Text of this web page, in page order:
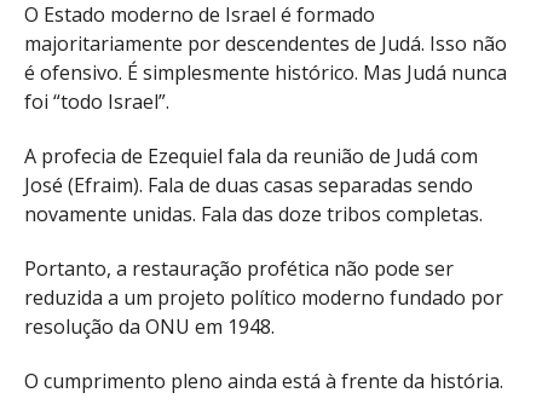
O Estado moderno de Israel é formado
majoritariamente por descendentes de Judá. Isso não
é ofensivo. É simplesmente histórico. Mas Judá nunca
foi “todo Israel”.
A profecia de Ezequiel fala da reunião de Judá com
José (Efraim). Fala de duas casas separadas sendo
novamente unidas. Fala das doze tribos completas.
Portanto, a restauração profética não pode ser
reduzida a um projeto político moderno fundado por
resolução da ONU em 1948.
O cumprimento pleno ainda está à frente da história.